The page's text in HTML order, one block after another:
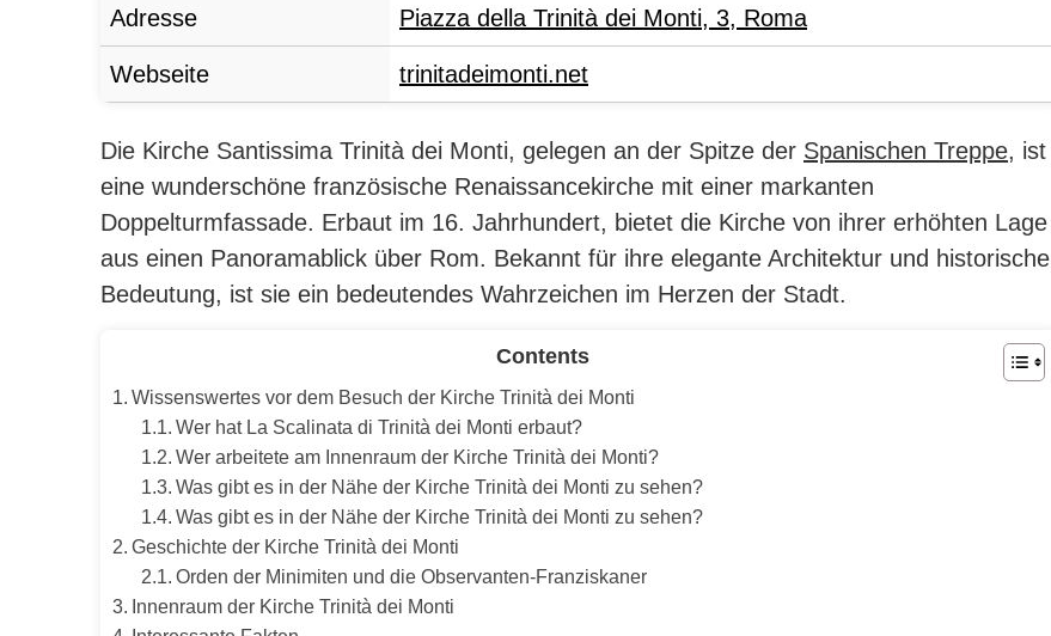
Adresse Piazza della Trinità dei Monti, 3, Roma
Webseite trinitadeimonti.net
Die Kirche Santissima Trinità dei Monti, gelegen an der Spitze der Spanischen Treppe, ist
eine wunderschöne französische Renaissancekirche mit einer markanten
Doppelturmfassade. Erbaut im 16. Jahrhundert, bietet die Kirche von ihrer erhöhten Lage
aus einen Panoramablick über Rom. Bekannt für ihre elegante Architektur und historische
Bedeutung, ist sie ein bedeutendes Wahrzeichen im Herzen der Stadt.
Contents
Wissenswertes vor dem Besuch der Kirche Trinità dei Monti
Wer hat La Scalinata di Trinità dei Monti erbaut?
Wer arbeitete am Innenraum der Kirche Trinità dei Monti?
Was gibt es in der Nähe der Kirche Trinità dei Monti zu sehen?
Was gibt es in der Nähe der Kirche Trinità dei Monti zu sehen?
Geschichte der Kirche Trinità dei Monti
Orden der Minimiten und die Observanten-Franziskaner
Innenraum der Kirche Trinità dei Monti